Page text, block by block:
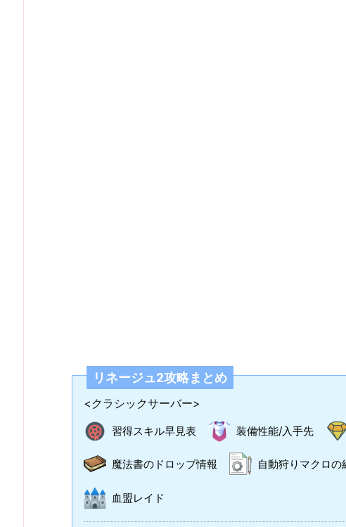
リネージュ2攻略まとめ
<クラシックサーバー>
習得スキル早見表 装備性能/入手先
魔法書のドロップ情報 自動狩りマクロの
血盟レイド